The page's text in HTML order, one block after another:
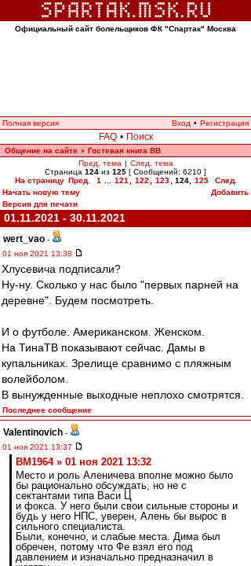
Официальный сайт болельщиков ФК "Спартак" Москва
Полная версия Вход • Регистрация
FAQ • Поиск
Общение на сайте » Гостевая книга ВВ
Пред. тема | След. тема
Страница 124 из 125 [ Сообщений: 6210 ]
На страницу Пред. 1 121 122 123 124, 125
След.
Начать новую тему
Добавить
Версия для печати
01.11.2021 - 30.11.2021
wert_vao -
01 ноя 2021 13:38
Хлусевича подписали?
Ну-ну. Сколько у нас было "первых парней на
деревне". Будем посмотреть.
И о футболе. Американском. Женском.
На ТинаТВ показывают сейчас. Дамы в
купальниках. Зрелище сравнимо с пляжным
волейболом.
В вынужденные выходные неплохо смотрятся.
Последнее сообщение
Valentinovich -
01 ноя 2021 13:37
BM1964 » 01 ноя 2021 13:32
Место и роль Аленичева вполне можно было
бы рационально обсуждать, но не с
сектантами типа Васи Ц
и фокса. У него были свои сильные стороны и
будь у него НПС, уверен, Алень бы вырос в
сильного специалиста.
Были, конечно, и слабые места. Дима был
обречен, потому что Фе взял его под
давлением и изначально предназначил в